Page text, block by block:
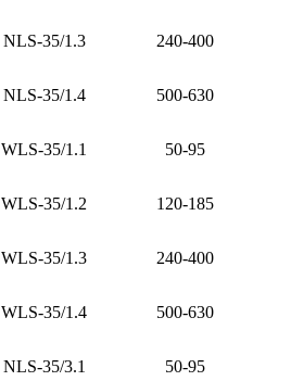
NLS-35/1.3
240-400
NLS-35/1.4 500-630
WLS-35/1.1 50-95
WLS-35/1.2 120-185
WLS-35/1.3 240-400
WLS-35/1.4 500-630
NLS-35/3.1 50-95